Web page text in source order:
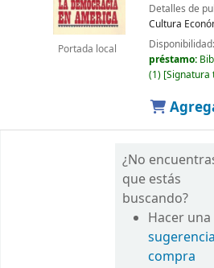
Portada local
Detalles de
Cultura
Disponibilidad:
préstamo:
(1) Signatura
¿No
que estás
buscando?
Hacer una
compra